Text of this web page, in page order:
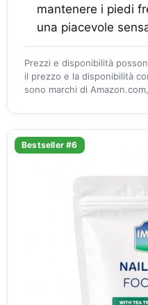
mantenere i piedi
una piacevole
Prezzi e disponibilità
il prezzo e la disponibilità
sono marchi di
Bestseller #6